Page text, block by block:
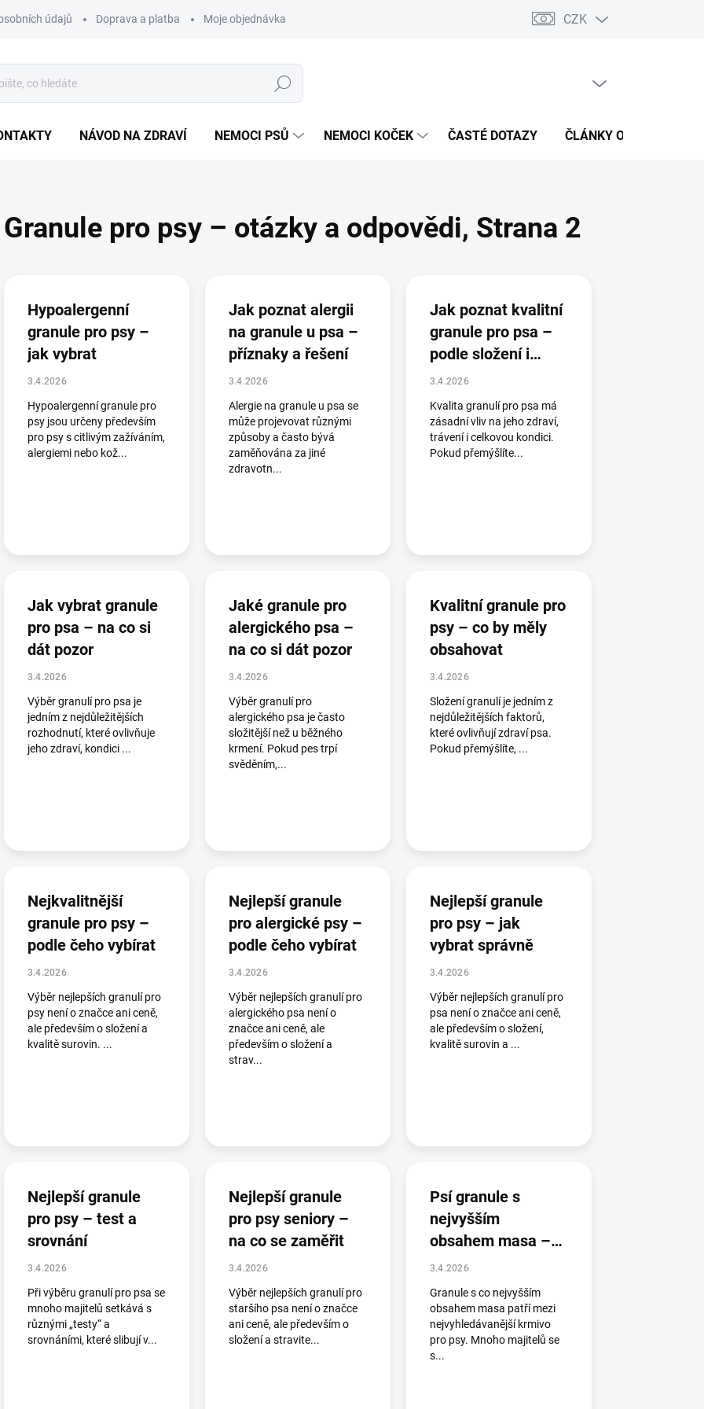
údajů Doprava a platba Moje objednávka CZK
Hledat
NÁVOD NA ZDRAVÍ NEMOCI PSŮ NEMOCI KOČEK ČASTÉ DOTAZY ČLÁNKY O ZDRAVÍ
Granule pro psy – otázky a odpovědi, Strana 2
Hypoalergenní
granule pro psy –
jak vybrat
3.4.2026
Hypoalergenní granule pro
psy jsou určeny především
pro psy s citlivým zažíváním,
alergiemi nebo kož...
Jak poznat alergii
na granule u psa –
příznaky a řešení
3.4.2026
Alergie na granule u psa se
může projevovat různými
způsoby a často bývá
zaměňována za jiné
zdravotn...
Jak poznat kvalitní
granule pro psa –
podle složení i
výroby
3.4.2026
Kvalita granulí pro psa má
zásadní vliv na jeho zdraví,
trávení i celkovou kondici.
Pokud přemýšlíte...
Jak vybrat granule
pro psa – na co si
dát pozor
3.4.2026
Výběr granulí pro psa je
jedním z nejdůležitějších
rozhodnutí, které ovlivňuje
jeho zdraví, kondici ...
Jaké granule pro
alergického psa –
na co si dát pozor
3.4.2026
Výběr granulí pro
alergického psa je často
složitější než u běžného
krmení. Pokud pes trpí
svěděním,...
Kvalitní granule pro
psy – co by měly
obsahovat
3.4.2026
Složení granulí je jedním z
nejdůležitějších faktorů,
které ovlivňují zdraví psa.
Pokud přemýšlíte, ...
Nejkvalitnější
granule pro psy –
podle čeho vybírat
3.4.2026
Výběr nejlepších granulí pro
psy není o značce ani ceně,
ale především o složení a
kvalitě surovin. ...
Nejlepší granule
pro alergické psy –
podle čeho vybírat
3.4.2026
Výběr nejlepších granulí pro
alergického psa není o
značce ani ceně, ale
především o složení a
strav...
Nejlepší granule
pro psy – jak
vybrat správně
3.4.2026
Výběr nejlepších granulí pro
psa není o značce ani ceně,
ale především o složení,
kvalitě surovin a ...
Nejlepší granule
pro psy – test a
srovnání
3.4.2026
Při výběru granulí pro psa se
mnoho majitelů setkává s
různými „testy“ a
srovnáními, které slibují v...
Nejlepší granule
pro psy seniory –
na co se zaměřit
3.4.2026
Výběr nejlepších granulí pro
staršího psa není o značce
ani ceně, ale především o
složení a stravite...
Psí granule s
nejvyšším
obsahem masa –
na co si dát pozor
3.4.2026
Granule s co nejvyšším
obsahem masa patří mezi
nejvyhledávanější krmivo
pro psy. Mnoho majitelů se
s...